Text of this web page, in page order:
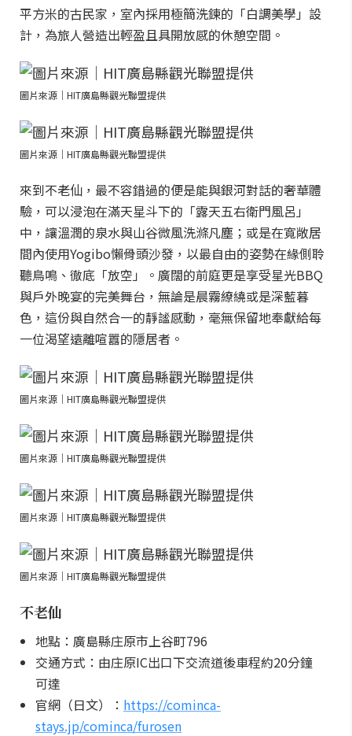
平方米的古民家，室內採用極簡洗鍊的「白調美學」設
計，為旅人營造出輕盈且具開放感的休憩空間。
圖片來源｜HIT廣島縣觀光聯盟提供
圖片來源｜HIT廣島縣觀光聯盟提供
來到不老仙，最不容錯過的便是能與銀河對話的奢華體
驗，可以浸泡在滿天星斗下的「露天五右衛門風呂」
中，讓溫潤的泉水與山谷微風洗滌凡塵；或是在寬敞居
間內使用Yogibo懶骨頭沙發，以最自由的姿勢在緣側聆
聽鳥鳴、徹底「放空」。廣闊的前庭更是享受星光BBQ
與戶外晚宴的完美舞台，無論是晨霧繚繞或是深藍暮
色，這份與自然合一的靜謐感動，毫無保留地奉獻給每
一位渴望遠離喧囂的隱居者。
圖片來源｜HIT廣島縣觀光聯盟提供
圖片來源｜HIT廣島縣觀光聯盟提供
圖片來源｜HIT廣島縣觀光聯盟提供
圖片來源｜HIT廣島縣觀光聯盟提供
不老仙
地點：廣島縣庄原市上谷町796
交通方式：由庄原IC出口下交流道後車程約20分鐘
可達
官網（日文）： https://cominca-
stays.jp/cominca/furosen